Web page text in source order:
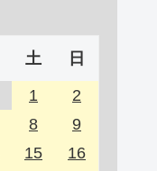
土 日
1
2
8
9
15
16